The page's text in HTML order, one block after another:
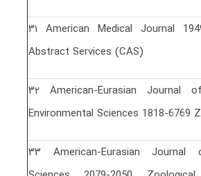
٣١ American Medical Journal 1949-0070 Chemical
Abstract Services (CAS)
٣٢ American-Eurasian Journal of Agricultural &
Environmental Sciences 1818-6769
٣٣ American-Eurasian Journal of Toxicological